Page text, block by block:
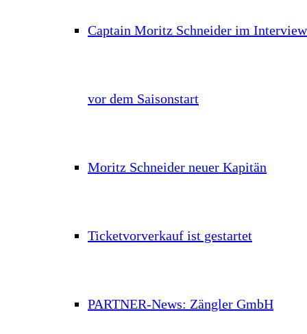
Captain Moritz Schneider im Interview
vor dem Saisonstart
Moritz Schneider neuer Kapitän
Ticketvorverkauf ist gestartet
PARTNER-News: Zängler GmbH